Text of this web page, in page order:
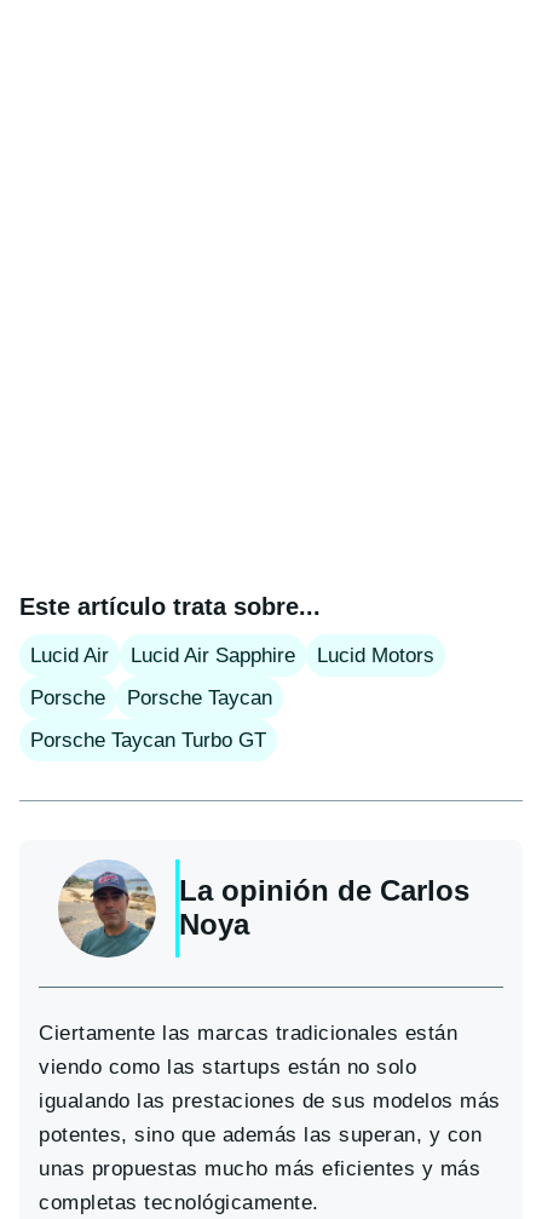
Este artículo trata sobre...
Lucid Air Lucid Air Sapphire
Lucid Motors
Porsche
Porsche Taycan
Porsche Taycan Turbo GT
La opinión de Carlos
Noya
Ciertamente las marcas tradicionales están
viendo como las startups están no solo
igualando las prestaciones de sus modelos más
potentes, sino que además las superan, y con
unas propuestas mucho más eficientes y más
completas tecnológicamente.